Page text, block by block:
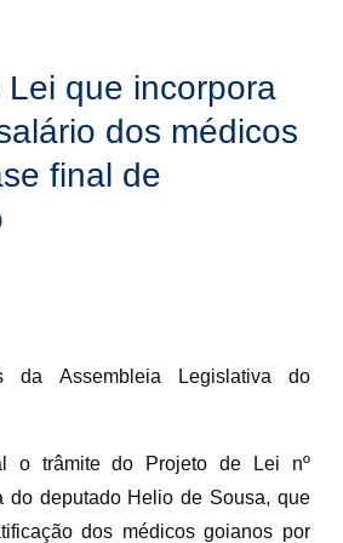
Lei que incorpora
dos médicos
final de
da Assembleia Legislativa do
o trâmite do Projeto de Lei nº
do deputado Helio de Sousa, que
dos médicos goianos por